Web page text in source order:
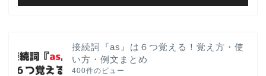
接続詞『as』は６つ覚える！覚え方・使
い方・例文まとめ
400件のビュー